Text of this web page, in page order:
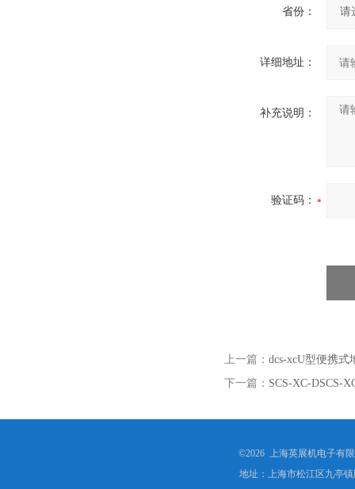
省份：
详细地址：
补充说明：
验证码：
上一篇： dcs-xcU型便携
下一篇： SCS-XC-DSCS-
©2026 上海英展机电子有
地址：上海市松江区九亭镇